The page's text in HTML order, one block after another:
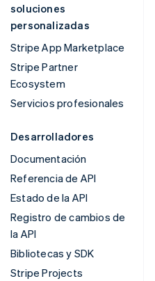
soluciones
personalizadas
Stripe App Marketplace
Stripe Partner
Ecosystem
Servicios profesionales
Desarrolladores
Documentación
Referencia de API
Estado de la API
Registro de cambios de
la API
Bibliotecas y SDK
Stripe Projects